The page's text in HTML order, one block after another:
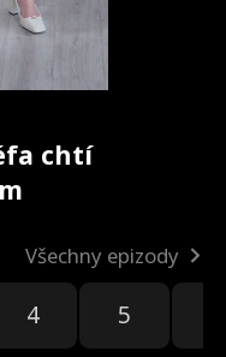
chtí
Všechny epizody
4 5